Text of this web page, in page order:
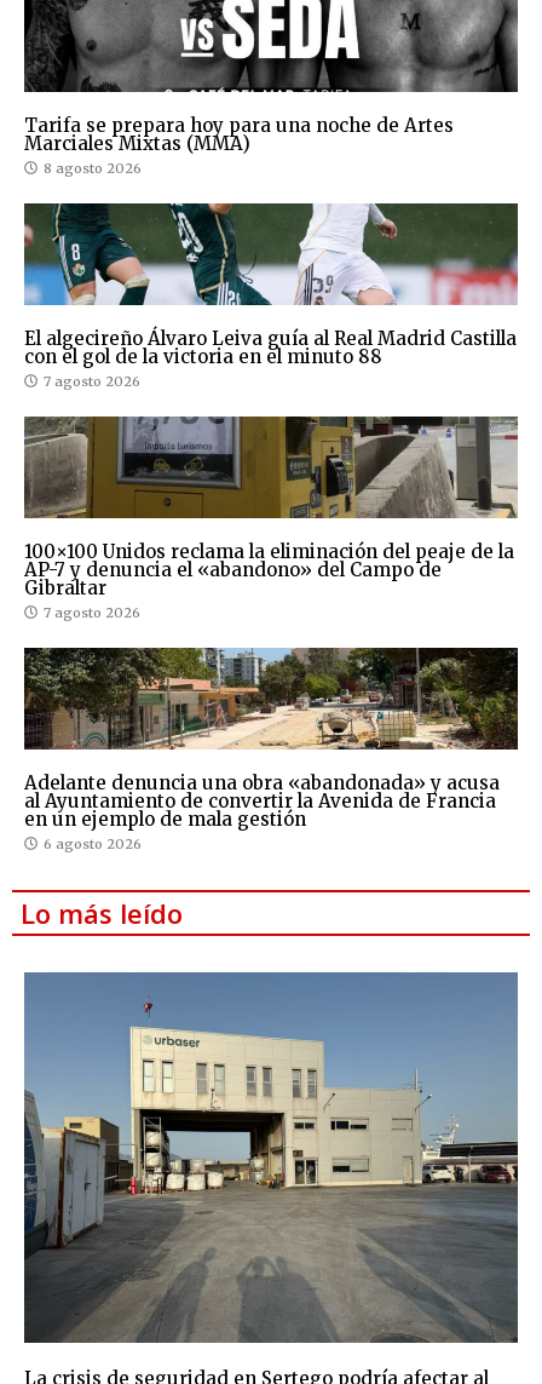
Tarifa se prepara hoy para una noche de Artes
Marciales Mixtas (MMA)
8 agosto 2026
El algecireño Álvaro Leiva guía al Real Madrid Castilla
con el gol de la victoria en el minuto 88
7 agosto 2026
100×100 Unidos reclama la eliminación del peaje de la
AP-7 y denuncia el «abandono» del Campo de
Gibraltar
7 agosto 2026
Adelante denuncia una obra «abandonada» y acusa
al Ayuntamiento de convertir la Avenida de Francia
en un ejemplo de mala gestión
6 agosto 2026
Lo más leído
La crisis de seguridad en Sertego podría afectar al